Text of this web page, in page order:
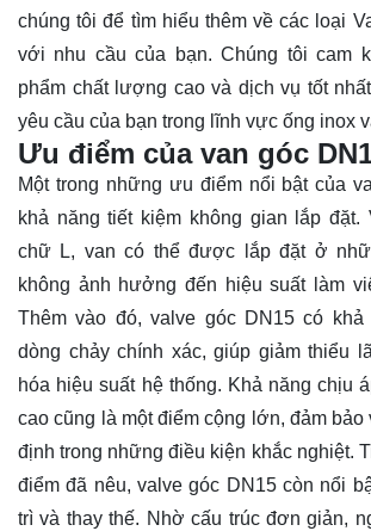
chúng tôi để tìm hiểu thêm về các loại
với nhu cầu của bạn. Chúng tôi cam
phẩm chất lượng cao và dịch vụ tốt
yêu cầu của bạn trong lĩnh vực ống inox
Ưu điểm của van góc
Một trong những ưu điểm nổi bật của
khả năng tiết kiệm không gian lắp đặt.
chữ L, van có thể được lắp đặt ở
không ảnh hưởng đến hiệu suất làm
Thêm vào đó, valve góc DN15 có khả
dòng chảy chính xác, giúp giảm thiểu
hóa hiệu suất hệ thống. Khả năng chịu
cao cũng là một điểm cộng lớn, đảm bảo
định trong những điều kiện khắc nghiệt.
điểm đã nêu, valve góc DN15 còn nổi
trì và thay thế. Nhờ cấu trúc đơn giản,